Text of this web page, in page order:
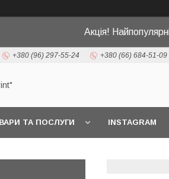
Акція!
+380 (96) 297-55-24 +380 (66) 684-51-09
ТА ПОСЛУГИ INSTAGRAM